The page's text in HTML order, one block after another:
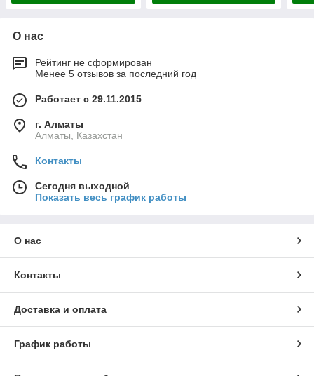
О нас
Рейтинг не сформирован
Менее 5 отзывов за последний год
Работает с 29.11.2015
г. Алматы
Алматы, Казахстан
Контакты
Сегодня выходной
Показать весь график работы
О нас
Контакты
Доставка и оплата
График работы